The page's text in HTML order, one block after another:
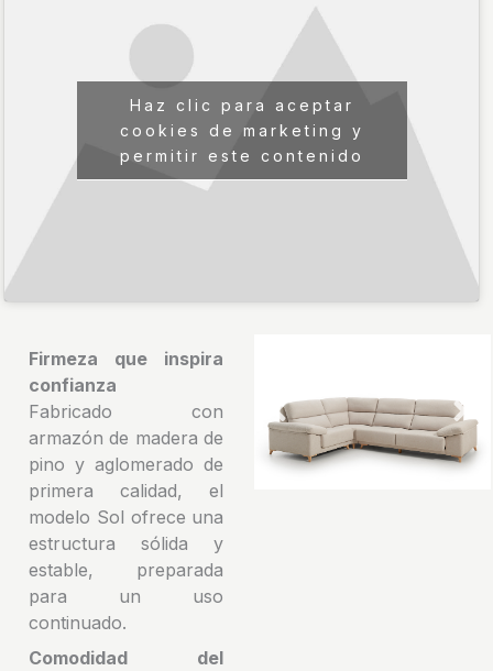
Haz clic para aceptar
cookies de marketing y
permitir este contenido
Firmeza que inspira
confianza
Fabricado con
armazón de madera de
pino y aglomerado de
primera calidad, el
modelo Sol ofrece una
estructura sólida y
estable, preparada
para un uso
continuado.
Comodidad del